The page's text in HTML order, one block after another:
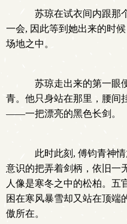
苏琼在试衣间内跟那
一会, 因此等到她出来的时
场地之中。
苏琼走出来的第一眼
青。他只身站在那里，腰间
——一把漂亮的黑色长剑。
此时此刻, 傅钧青神情
意识的把弄着剑柄，依旧一
人像是寒冬之中的松柏。五
困在寒风暴雪却又站在顶端
傲所在。